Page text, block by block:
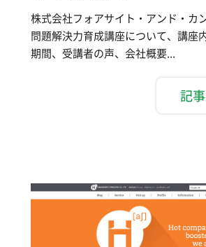
株式会社フォアサイト・アンド・カ
問題解決力育成講座について、講座
期間、受講者の声、会社概要...
記